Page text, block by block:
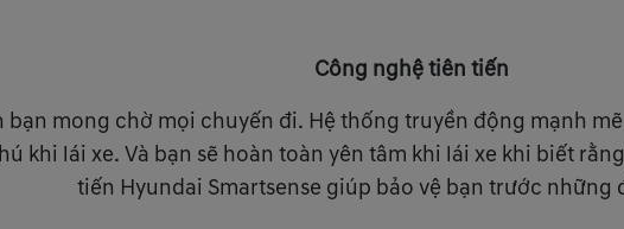
Công nghệ tiên tiến
bạn mong chờ mọi chuyến đi. Hệ thống truyền động mạnh
khi lái xe. Và bạn sẽ hoàn toàn yên tâm khi lái xe khi biết
tiến Hyundai Smartsense giúp bảo vệ bạn trước những